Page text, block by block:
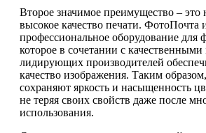
Второе значимое преимущество – это
высокое качество печати. ФотоПочта
профессиональное оборудование для
которое в сочетании с
лидирующих производителей
качество изображения. Таким
сохраняют яркость и насыщенность
не теряя своих свойств даже после
использования.